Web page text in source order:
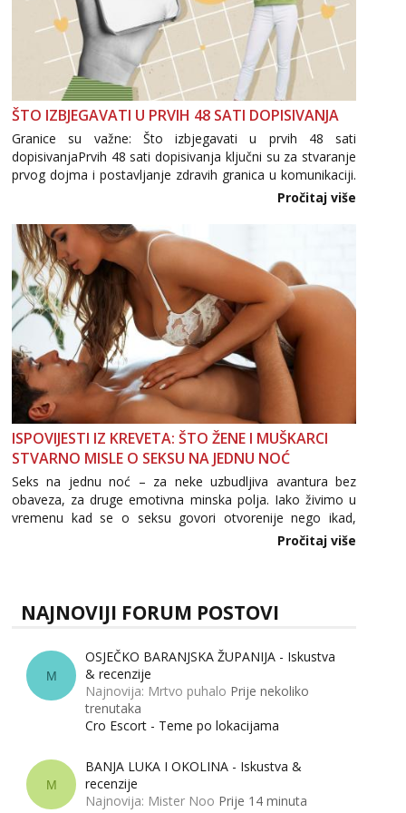
ŠTO IZBJEGAVATI U PRVIH 48 SATI DOPISIVANJA
Granice su važne: Što izbjegavati u prvih 48 sati
dopisivanjaPrvih 48 sati dopisivanja ključni su za stvaranje
prvog dojma i postavljanje zdravih granica u komunikaciji.
Važno je izbjeći prebrzo otkrivanje osobnih ili intimnih
informacija, jer nepoznata osoba još nije zaslužila to
povjerenje. Takođe...
Pročitaj više
ISPOVIJESTI IZ KREVETA: ŠTO ŽENE I MUŠKARCI
STVARNO MISLE O SEKSU NA JEDNU NOĆ
Seks na jednu noć – za neke uzbudljiva avantura bez
obaveza, za druge emotivna minska polja. Iako živimo u
vremenu kad se o seksu govori otvorenije nego ikad,
tema „jedne noći strasti“ i dalje izaziva burne rasprave. Što
Pročitaj više
NAJNOVIJI FORUM POSTOVI
M
OSJEČKO BARANJSKA ŽUPANIJA - Iskustva
& recenzije
Najnovija: Mrtvo puhalo Prije nekoliko
trenutaka
Cro Escort - Teme po lokacijama
M
BANJA LUKA I OKOLINA - Iskustva &
recenzije
Najnovija: Mister Noo Prije 14 minuta